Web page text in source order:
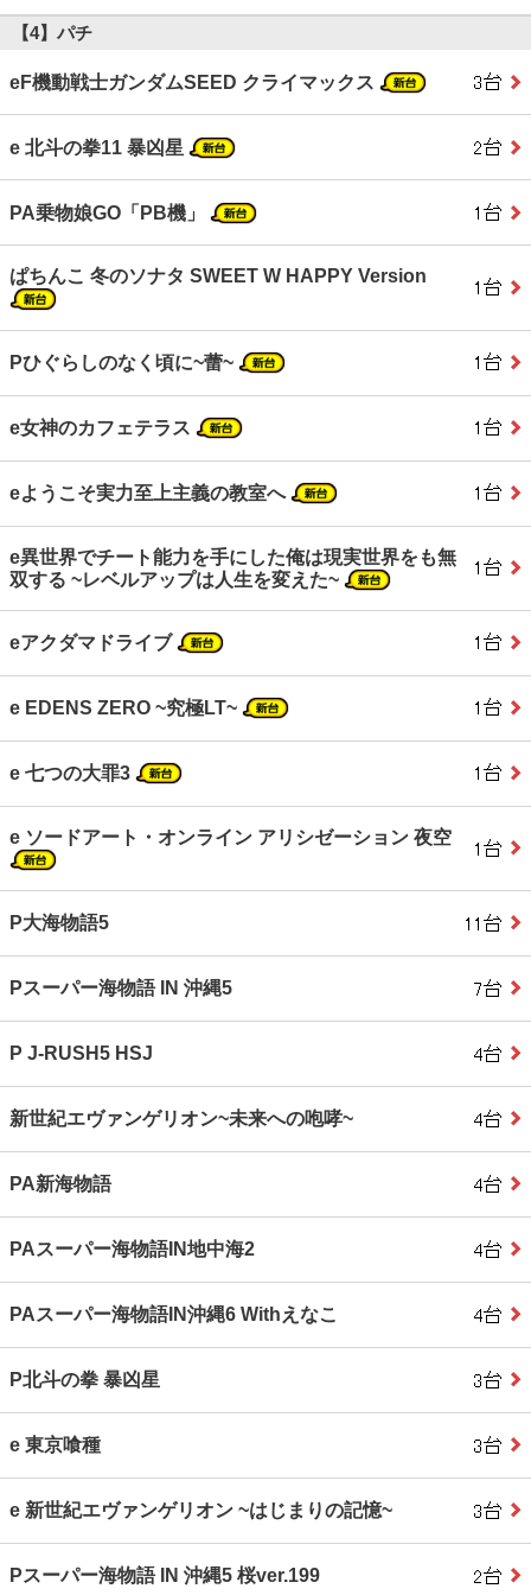
【4】パチ
eF機動戦士ガンダムSEED クライマックス
e 北斗の拳11 暴凶星
PA乗物娘GO「PB機」
ぱちんこ 冬のソナタ SWEET W HAPPY Version
Pひぐらしのなく頃に~蕾~
e女神のカフェテラス
eようこそ実力至上主義の教室へ
e異世界でチート能力を手にした俺は現実世界をも無
双する ~レベルアップは人生を変えた~
eアクダマドライブ
e EDENS ZERO ~究極LT~
e 七つの大罪3
e ソードアート・オンライン アリシゼーション 夜空
P大海物語5
Pスーパー海物語 IN 沖縄5
P J‐RUSH5 HSJ
新世紀エヴァンゲリオン~未来への咆哮~
PA新海物語
PAスーパー海物語IN地中海2
PAスーパー海物語IN沖縄6 Withえなこ
P北斗の拳 暴凶星
e 東京喰種
e 新世紀エヴァンゲリオン ~はじまりの記憶~
Pスーパー海物語 IN 沖縄5 桜ver.199